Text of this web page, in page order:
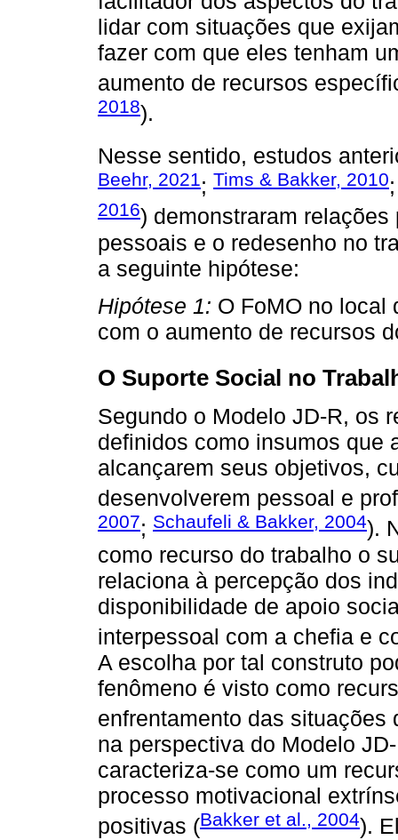
lidar com situações que
fazer com que eles tenham
aumento de recursos
2018).
Nesse sentido, estudos
Beehr, 2021; Tims & Bakker, 2010
2016) demonstraram
pessoais e o redesenho no
a seguinte hipótese:
Hipótese 1: O FoMO no local
com o aumento de recursos
O Suporte Social no
Segundo o Modelo JD-R, os
definidos como insumos que
alcançarem seus objetivos,
desenvolverem pessoal e
2007; Schaufeli & Bakker, 2004).
como recurso do trabalho o
relaciona à percepção dos
disponibilidade de apoio
interpessoal com a chefia e
A escolha por tal construto
fenômeno é visto como
enfrentamento das situações
na perspectiva do Modelo
caracteriza-se como um
processo motivacional
positivas (Bakker et al., 2004).